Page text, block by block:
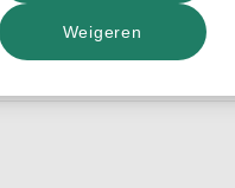
2016
Weigeren